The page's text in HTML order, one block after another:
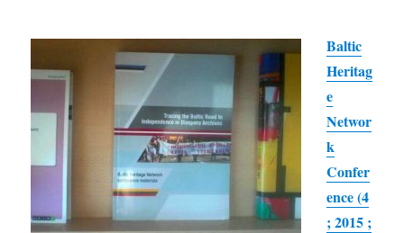
Baltic
Heritag
e
Networ
k
Confer
ence (4
; 2015 ;